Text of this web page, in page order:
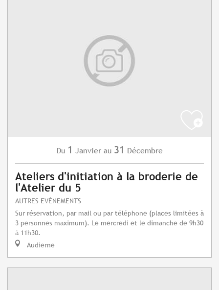
Du 1 Janvier au 31 Décembre
Ateliers d'initiation à la broderie de
l'Atelier du 5
AUTRES EVÈNEMENTS
Sur réservation, par mail ou par téléphone (places limitées à
3 personnes maximum). Le mercredi et le dimanche de 9h30
à 11h30.
Audierne